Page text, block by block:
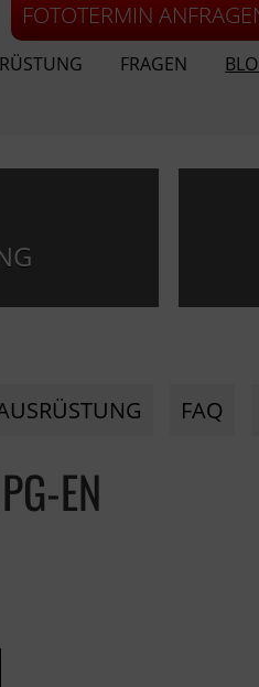
FOTOTERMIN
FRAGEN
FAQ
EN